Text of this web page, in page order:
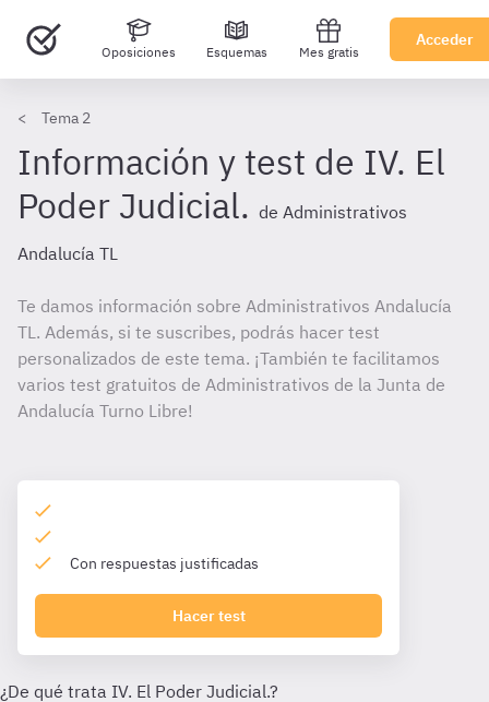
Oposiciones Esquemas Mes gratis
Acceder
Tema 2
Información y test de IV. El
Poder Judicial. de Administrativos
Andalucía TL
Te damos información sobre Administrativos Andalucía
TL. Además, si te suscribes, podrás hacer test
personalizados de este tema. ¡También te facilitamos
varios test gratuitos de Administrativos de la Junta de
Andalucía Turno Libre!
Con respuestas justificadas
Hacer test